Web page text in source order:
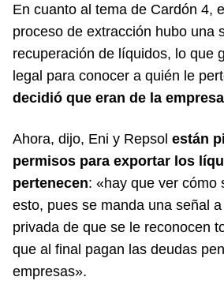
En cuanto al tema de Cardón 4,
proceso de extracción hubo una
recuperación de líquidos, lo que
legal para conocer a quién le
decidió que eran de la
Ahora, dijo, Eni y Repsol están
permisos para exportar los
pertenecen: «hay que ver cómo
esto, pues se manda una señal
privada de que se le reconocen
que al final pagan las deudas
empresas».